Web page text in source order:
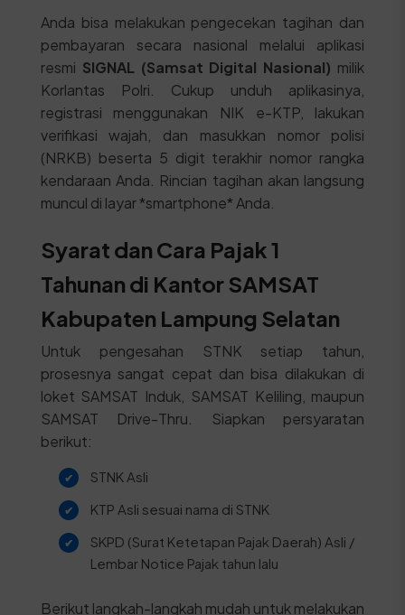
Anda bisa melakukan pengecekan tagihan dan
pembayaran secara nasional melalui aplikasi
resmi SIGNAL (Samsat Digital Nasional) milik
Korlantas Polri. Cukup unduh aplikasinya,
registrasi menggunakan NIK e-KTP, lakukan
verifikasi wajah, dan masukkan nomor polisi
(NRKB) beserta 5 digit terakhir nomor rangka
kendaraan Anda. Rincian tagihan akan langsung
muncul di layar *smartphone* Anda.
Syarat dan Cara Pajak 1
Tahunan di Kantor SAMSAT
Kabupaten Lampung Selatan
Untuk pengesahan STNK setiap tahun,
prosesnya sangat cepat dan bisa dilakukan di
loket SAMSAT Induk, SAMSAT Keliling, maupun
SAMSAT Drive-Thru. Siapkan persyaratan
berikut:
STNK Asli
KTP Asli sesuai nama di STNK
SKPD (Surat Ketetapan Pajak Daerah) Asli /
Lembar Notice Pajak tahun lalu
Berikut langkah-langkah mudah untuk melakukan